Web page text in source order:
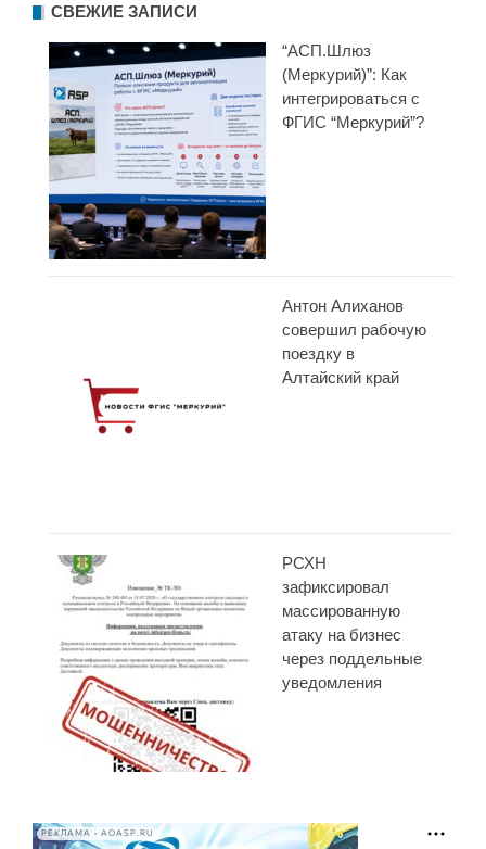
СВЕЖИЕ ЗАПИСИ
“АСП.Шлюз
(Меркурий)”: Как
интегрироваться с
ФГИС “Меркурий”?
Антон Алиханов
совершил рабочую
поездку в
Алтайский край
РСХН
зафиксировал
массированную
атаку на бизнес
через поддельные
уведомления
РЕКЛАМА • AOASP.RU